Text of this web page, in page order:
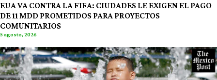
EUA VA CONTRA LA FIFA: CIUDADES LE EXIGEN EL PAGO
DE 11 MDD PROMETIDOS PARA PROYECTOS
COMUNITARIOS
5 agosto, 2026